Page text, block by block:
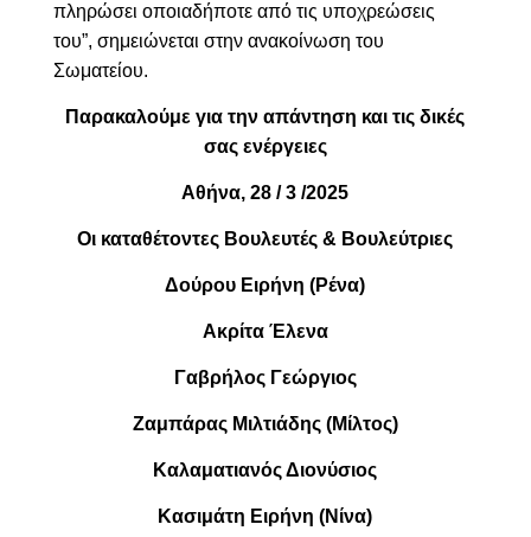
πληρώσει οποιαδήποτε από τις υποχρεώσεις
του”, σημειώνεται στην ανακοίνωση του
Σωματείου.
Παρακαλούμε για την απάντηση και τις δικές
σας ενέργειες
Αθήνα, 28 / 3 /2025
Οι καταθέτοντες Βουλευτές & Βουλεύτριες
Δούρου Ειρήνη (Ρένα)
Ακρίτα Έλενα
Γαβρήλος Γεώργιος
Ζαμπάρας Μιλτιάδης (Μίλτος)
Καλαματιανός Διονύσιος
Κασιμάτη Ειρήνη (Νίνα)